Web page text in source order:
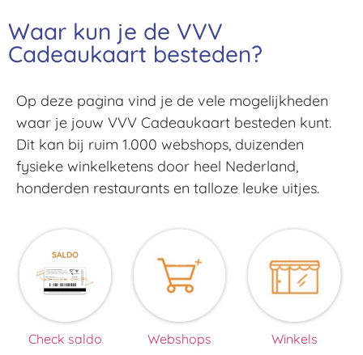
Waar kun je de VVV
Cadeaukaart besteden?
Op deze pagina vind je de vele mogelijkheden
waar je jouw VVV Cadeaukaart besteden kunt.
Dit kan bij ruim 1.000 webshops, duizenden
fysieke winkelketens door heel Nederland,
honderden restaurants en talloze leuke uitjes.
Check saldo Webshops Winkels